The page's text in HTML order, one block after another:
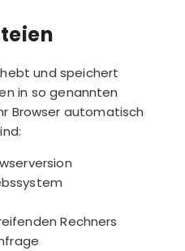
und speichert
in so genannten
Browser automatisch
Rechners